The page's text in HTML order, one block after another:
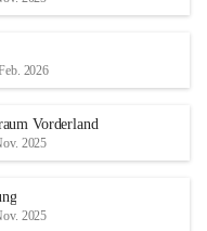
2026
Vorderland
2025
2025